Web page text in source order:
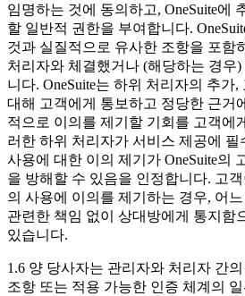
임명하는 것에 동의하고, OneSuite에
할 일반적 권한을 부여합니다.
것과 실질적으로 유사한 조항을 포함
처리자와 체결했거나 (해당하는 경우
니다. OneSuite는 하위 처리자의 추가,
대해 고객에게 통보하고 정당한 근거
적으로 이의를 제기할 기회를 고객에
러한 하위 처리자가 서비스 제공에 필
사용에 대한 이의 제기가 OneSuite의
을 방해할 수 있음을 인정합니다. 고
의 사용에 이의를 제기하는 경우, 어
관련한 책임 없이 상대방에게 통지함
있습니다.
1.6 양 당사자는 관리자와 처리자 간
조항 또는 적용 가능한 인증 체계의